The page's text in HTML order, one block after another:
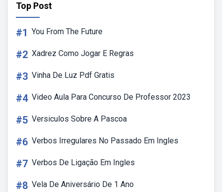
Top Post
#1 You From The Future
#2 Xadrez Como Jogar E Regras
#3 Vinha De Luz Pdf Gratis
#4 Video Aula Para Concurso De Professor 2023
#5 Versiculos Sobre A Pascoa
#6 Verbos Irregulares No Passado Em Ingles
#7 Verbos De Ligação Em Ingles
#8 Vela De Aniversário De 1 Ano